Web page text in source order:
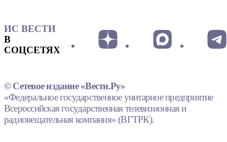
ИС ВЕСТИ
В
СОЦСЕТЯХ
© Сетевое издание «Вести.Ру»
«Федеральное государственное унитарное предприятие
Всероссийская государственная телевизионная и
радиовещательная компания» (ВГТРК).